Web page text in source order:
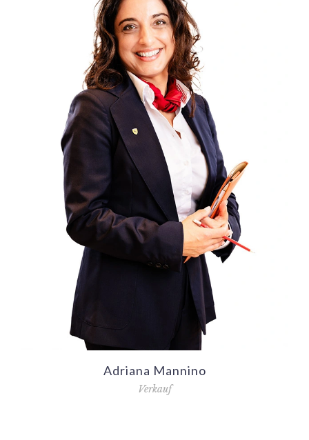
Adriana Mannino
Verkauf